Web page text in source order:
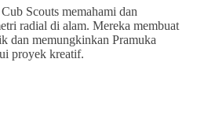
Scouts memahami dan
radial di alam. Mereka membuat
dan memungkinkan Pramuka
proyek kreatif.